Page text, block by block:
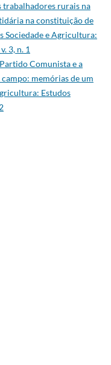
trabalhadores rurais na
na constituição de
Sociedade e Agricultura:
3, n. 1
Comunista e a
memórias de um
Estudos